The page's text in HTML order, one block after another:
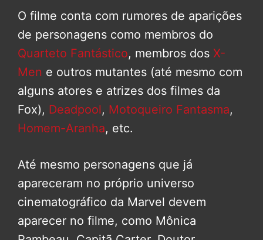
O filme conta com rumores de aparições
de personagens como membros do
Quarteto Fantástico, membros dos X-
Men e outros mutantes (até mesmo com
alguns atores e atrizes dos filmes da
Fox), Deadpool, Motoqueiro Fantasma,
Homem-Aranha, etc.
Até mesmo personagens que já
apareceram no próprio universo
cinematográfico da Marvel devem
aparecer no filme, como Mônica